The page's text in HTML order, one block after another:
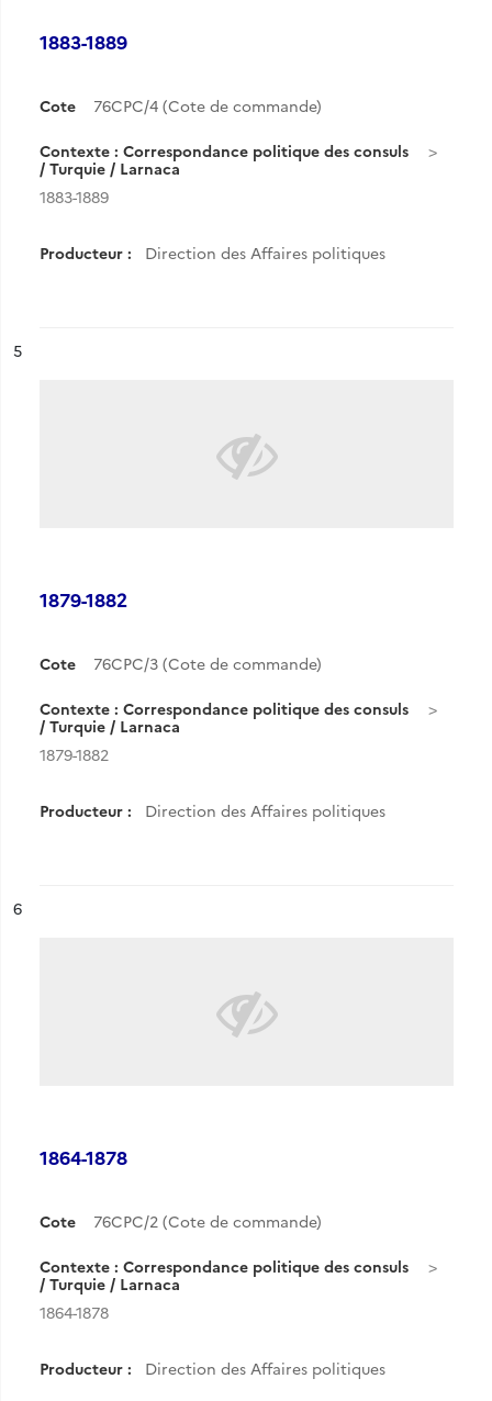
1883-1889
Cote 76CPC/4 (Cote de commande)
Contexte : Correspondance politique des consuls
/ Turquie / Larnaca
1883-1889
Producteur : Direction des Affaires politiques
n°
5
1879-1882
Cote 76CPC/3 (Cote de commande)
Contexte : Correspondance politique des consuls
/ Turquie / Larnaca
1879-1882
Producteur : Direction des Affaires politiques
n°
6
1864-1878
Cote 76CPC/2 (Cote de commande)
Contexte : Correspondance politique des consuls
/ Turquie / Larnaca
1864-1878
Producteur : Direction des Affaires politiques